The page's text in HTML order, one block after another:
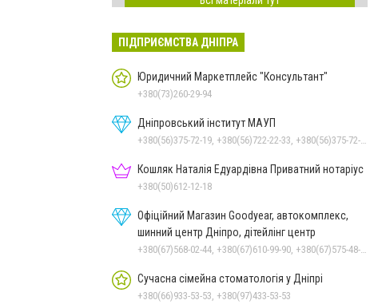
ПІДПРИЄМСТВА ДНІПРА
Юридичний Маркетплейс "Консультант"
+380(73)260-29-94
Дніпровський інститут МАУП
Кошляк Наталія Едуардівна Приватний нотаріус
+380(50)612-12-18
Офіційний Магазин Goodyear, автокомплекс,
шинний центр Дніпро, дітейлінг центр
Сучасна сімейна стоматологія у Дніпрі
+380(66)933-53-53, +380(97)433-53-53